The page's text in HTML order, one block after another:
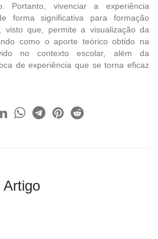
Portanto, vivenciar a experiência
forma significativa para formação
visto que, permite a visualização da
como o aporte teórico obtido na
no contexto escolar, além da
de experiência que se torna eficaz
Artigo